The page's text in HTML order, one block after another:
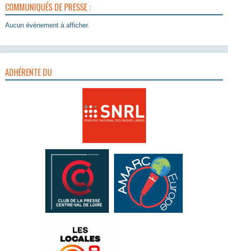
COMMUNIQUÉS DE PRESSE :
Aucun évènement à afficher.
ADHÉRENTE DU